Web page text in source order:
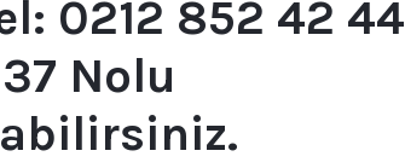
0212 852 42 44
Nolu